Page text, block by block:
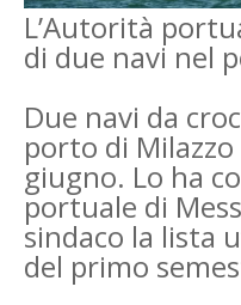
L’Autorità
di due navi nel
Due navi da
porto di
giugno. Lo ha
portuale di
sindaco la lista
del primo